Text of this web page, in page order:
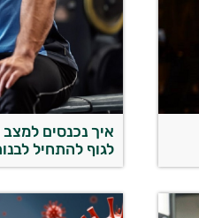
איך נכנסים
לגוף להתחיל